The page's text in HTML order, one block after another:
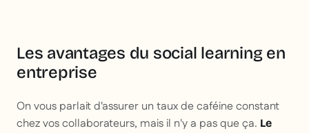
Les avantages du social learning en
entreprise
On vous parlait d'assurer un taux de caféine constant
chez vos collaborateurs, mais il n'y a pas que ça. Le